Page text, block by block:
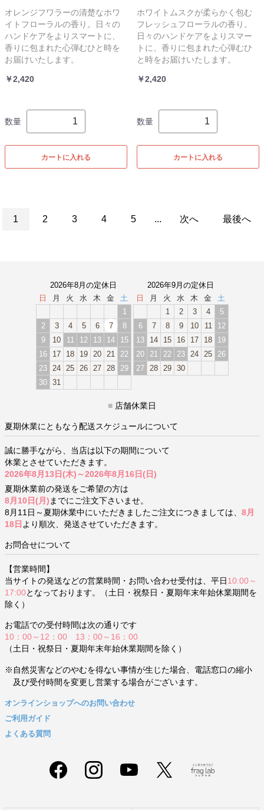
オレンジフワラーの清楚なホワ
イトフローラルの香り。日々の
ハンドケアをよりスマートに、
香りに包まれた心弾むひと時を
お届けいたします。
￥2,420
数量
カートに入れる
ホワイトムスクが柔らかく包む
フレッシュフローラルの香り。
日々のハンドケアをよりスマー
トに、香りに包まれた心弾むひ
と時をお届けいたします。
￥2,420
数量
カートに入れる
1 2 3 4 5 ... 次へ 最後へ
2026年8月の定休日
日
月 火 水 木 金
土
1
2
3 4 5 6 7
8
9
10 11 12 13 14
15
16
17 18 19 20 21
22
23
24 25 26 27 28
29
30 31
2026年9月の定休日
日
月 火 水 木 金
土
1
2 3 4
5
6
7 8 9 10 11
12
13
14 15 16 17 18
19
20
21 22 23 24 25
26
27
28 29 30
■ 店舗休業日
夏期休業にともなう配送スケジュールについて
誠に勝手ながら、当店は以下の期間について
休業とさせていただきます。
2026年8月13日(木)～2026年8月16日(日)
夏期休業前の発送をご希望の方は
8月10日(月) までにご注文下さいませ。
8月11日～夏期休業中にいただきましたご注文につきましては、 8月
18日 より順次、発送させていただきます。
お問合せについて
【営業時間】
当サイトの発送などの営業時間・お問い合わせ受付は、平日 10:00～
17:00となっております。（土日・祝祭日・夏期年末年始休業期間を
除く）
お電話での受付時間は次の通りです
10：00～12：00 13：00～16：00
（土日・祝祭日・夏期年末年始休業期間を除く）
※自然災害などのやむを得ない事情が生じた場合、電話窓口の縮小
及び受付時間を変更し営業する場合がございます。
オンラインショップへのお問い合わせ
ご利用ガイド
よくある質問